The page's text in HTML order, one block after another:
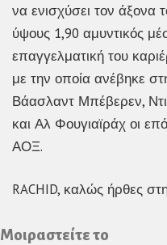
να ενισχύσει τον άξονα
ύψους 1,90 αμυντικός
επαγγελματική του
με την οποία ανέβηκε
Βάασλαντ Μπέβερεν,
και Αλ Φουγιαϊράχ οι
ΑΟΞ.
RACHID, καλώς ήρθες
Μοιραστείτε το